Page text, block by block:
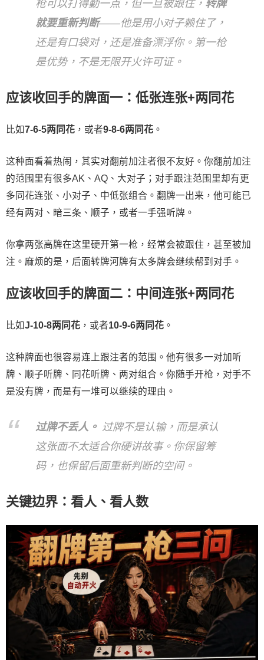
枪可以打得勤一点，但一旦被跟住， 转牌
就要重新判断——他是用小对子赖住了，
还是有口袋对，还是准备漂浮你。第一枪
是优势，不是无限开火许可证。
应该收回手的牌面一：低张连张+两同花
比如7-6-5两同花 ，或者9-8-6两同花 。
这种面看着热闹，其实对翻前加注者很不友好。你翻前加注
的范围里有很多AK、AQ、大对子；对手跟注范围里却有更
多同花连张、小对子、中低张组合。翻牌一出来，他可能已
经有两对、暗三条、顺子，或者一手强听牌。
你拿两张高牌在这里硬开第一枪，经常会被跟住，甚至被加
注。麻烦的是，后面转牌河牌有太多牌会继续帮到对手。
应该收回手的牌面二：中间连张+两同花
比如J-10-8两同花 ，或者10-9-6两同花 。
这种牌面也很容易连上跟注者的范围。他有很多一对加听
牌、顺子听牌、同花听牌、两对组合。你随手开枪，对手不
是没有牌，而是有一堆可以继续的理由。
过牌不丢人。 过牌不是认输，而是承认
这张面不太适合你硬讲故事。你保留筹
码，也保留后面重新判断的空间。
关键边界：看人、看人数